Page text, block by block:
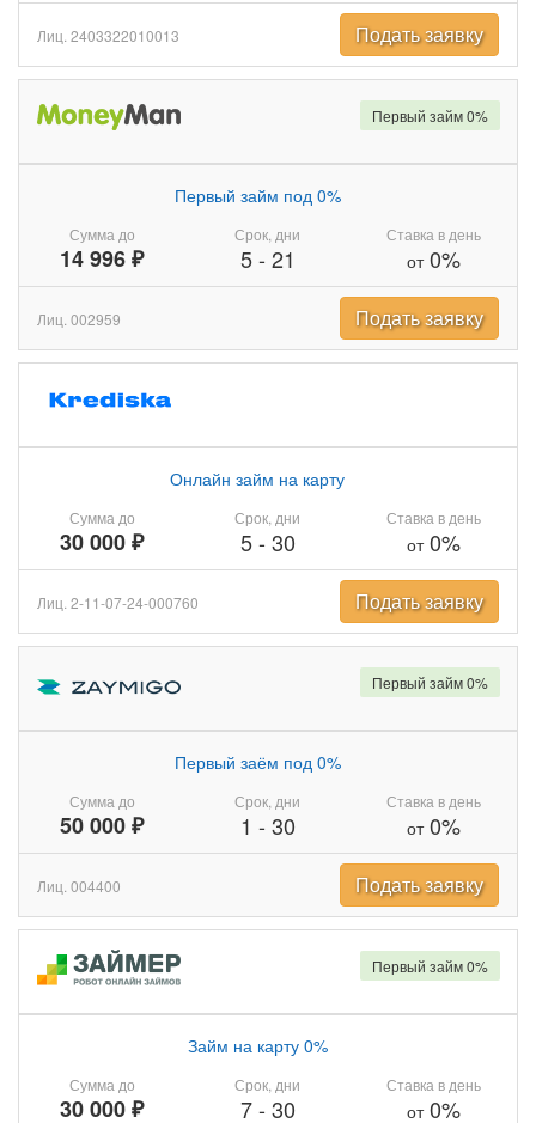
Лиц. 2403322010013 Подать заявку
Сумма до
14 996 ₽
Первый займ под 0%
Срок, дни
5- 21
Ставка в день
от0%
Первый займ 0%
Лиц. 002959 Подать заявку
Сумма до
30 000 ₽
Онлайн займ на карту
Срок, дни
5- 30
Ставка в день
от0%
Лиц. 2-11-07-24-000760 Подать заявку
Сумма до
50 000 ₽
Первый заём под 0%
Срок, дни
1 - 30
Ставка в день
от0%
Первый займ 0%
Лиц. 004400 Подать заявку
Сумма до
30 000 ₽
Займ на карту 0%
Срок, дни
7- 30
Ставка в день
от0%
Первый займ 0%